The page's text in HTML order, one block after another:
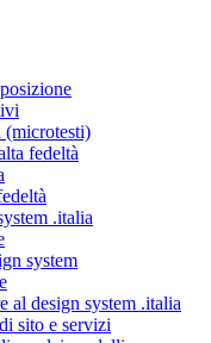
(microtesti)
fedeltà
.italia
system
al design system .italia
sito e servizi